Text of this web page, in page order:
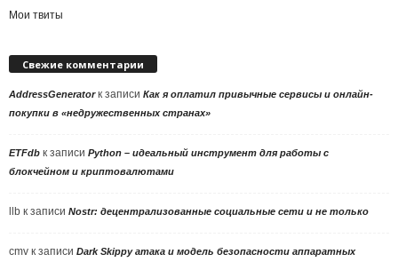
Мои твиты
Свежие комментарии
AddressGeneratorк записи Как я оплатил привычные сервисы и онлайн-
покупки в «недружественных странах»
ETFdb к записи Python – идеальный инструмент для работы с
блокчейном и криптовалютами
llb к записи Nostr: децентрализованные социальные сети и не только
cmv к записи Dark Skippy атака и модель безопасности аппаратных